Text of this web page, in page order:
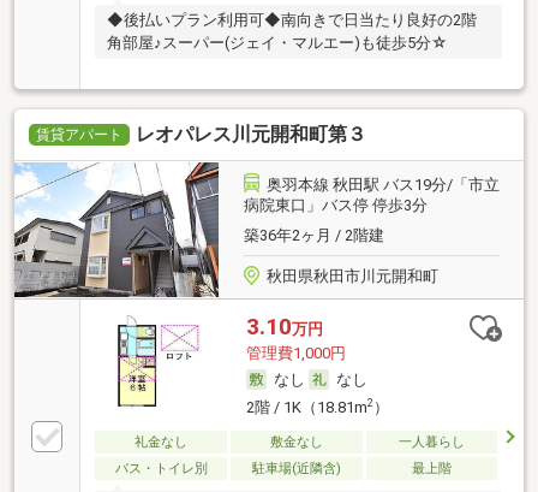
◆後払いプラン利用可◆南向きで日当たり良好の2階
角部屋♪スーパー(ジェイ・マルエー)も徒歩5分☆
賃貸アパート レオパレス川元開和町第３
奥羽本線 秋田駅 バス19分/「市立
病院東口」バス停 停歩3分
築36年2ヶ月 / 2階建
秋田県秋田市川元開和町
3.10万円
管理費1,000円
なし
なし
2階 / 1K（18.81m2）
礼金なし 敷金なし
一人暮らし
バス・トイレ別
駐車場(近隣含) 最上階